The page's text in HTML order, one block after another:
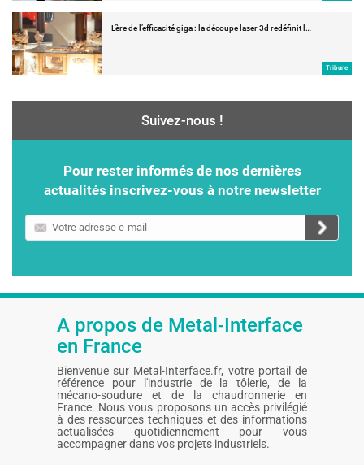
L’ère de l’efficacité giga : la découpe laser 3d redéfinit l…
Tribune
Suivez-nous !
Pour rester informés de nos dernières
actualités inscrivez-vous à notre newsletter
Votre
adresse
A propos de Metal-Interface
en France
Bienvenue sur Metal-Interface.fr, votre portail de
référence pour l'industrie de la tôlerie, de la
mécano-soudure et de la chaudronnerie en
France. Nous vous proposons un accès privilégié
à des ressources techniques et des informations
actualisées quotidiennement pour vous
accompagner dans vos projets industriels.